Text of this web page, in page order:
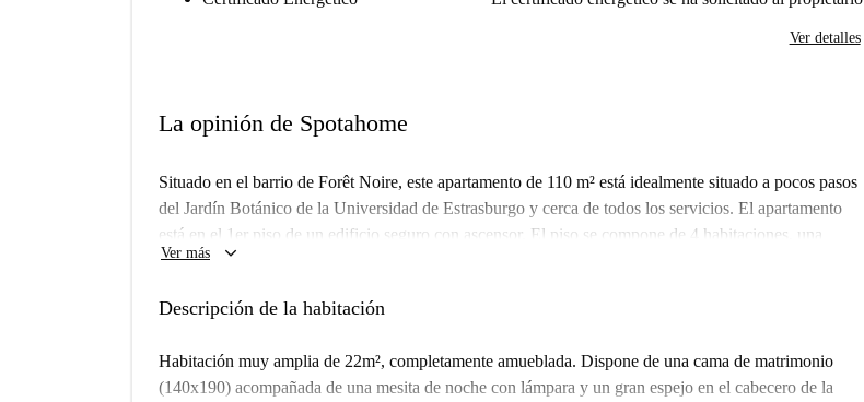
Ver detalles
La opinión de Spotahome
Situado en el barrio de Forêt Noire, este apartamento de 110 m² está idealmente situado a pocos pasos
del Jardín Botánico de la Universidad de Estrasburgo y cerca de todos los servicios. El apartamento
está en el 1er piso de un edificio seguro con ascensor. El piso se compone de 4 habitaciones, una
cocina, un baño compartido y un aseo independiente. Todas las habitaciones están completamente
de CAF.
Ver más keyboard_arrow_down
Descripción de la habitación
Habitación muy amplia de 22m², completamente amueblada. Dispone de una cama de matrimonio
(140x190) acompañada de una mesita de noche con lámpara y un gran espejo en el cabecero de la